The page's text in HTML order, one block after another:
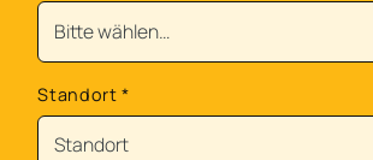
Standort*